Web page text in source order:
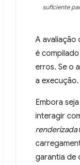
suficiente
A avaliação
é compilado
erros. Se o
a execução.
Embora
interagir
renderizada
garantia de